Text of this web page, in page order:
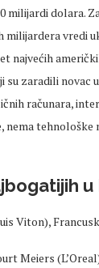
milijardi dolara.
milijardera vredi
najvećih
zaradili novac
računara,
nema tehnološke
u
Viton),
Meiers